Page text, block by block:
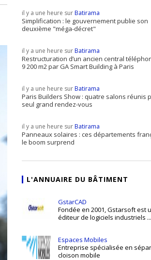
Le print sous toutes ses formes
il encore sa place dans un monde
?
il y a une heure surBatirama
Simplification : le gouvernement publie son
deuxième "méga-décret"
il y a une heure surBatirama
Restructuration d’un ancien central
9 200 m2 par GA Smart Building à Paris
il y a une heure surBatirama
Paris Builders Show : quatre salons réunis
seul grand rendez-vous
il y a une heure surBatirama
Panneaux solaires : ces départements
le boom surprend
L'ANNUAIRE DU BÂTIMENT
GstarCAD
Fondée en 2001, Gstarsoft est
éditeur de logiciels industriels ...
Espaces Mobiles
Entreprise spécialisée en
cloison mobile